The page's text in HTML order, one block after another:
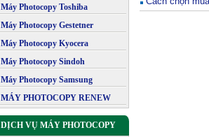
Máy Photocopy Toshiba
Máy Photocopy Gestetner
Máy Photocopy Kyocera
Máy Photocopy Sindoh
Máy Photocopy Samsung
MÁY PHOTOCOPY RENEW
DỊCH VỤ MÁY PHOTOCOPY